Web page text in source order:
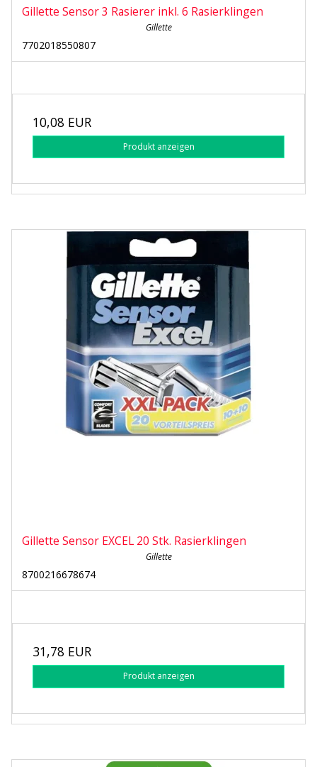
Gillette Sensor 3 Rasierer inkl. 6 Rasierklingen
Gillette
7702018550807
10,08 EUR
Produkt anzeigen
Gillette Sensor EXCEL 20 Stk. Rasierklingen
Gillette
8700216678674
31,78 EUR
Produkt anzeigen